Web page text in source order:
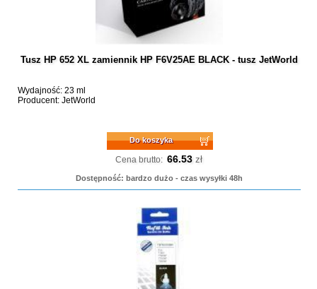
Tusz HP 652 XL zamiennik HP F6V25AE BLACK - tusz JetWorld
Wydajność: 23 ml
Producent: JetWorld
Do koszyka
Cena brutto: 66.53 zł
Dostępność: bardzo dużo - czas wysyłki 48h